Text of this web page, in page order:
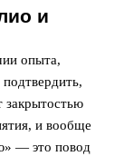
и
опыта,
закрытостью
и вообще
— это повод